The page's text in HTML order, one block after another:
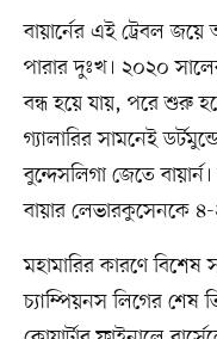
বায়ার্নের এই ট্রেবল
পারার দুঃখ। ২০২০
বন্ধ হয়ে যায়, পরে শুরু
গ্যালারির সামনেই
বুন্দেসলিগা জেতে
বায়ার লেভারকুসেনকে ৪-
মহামারির কারণে
চ্যাম্পিয়নস লিগের শেষ